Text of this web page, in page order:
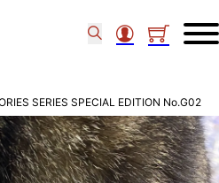
SERIES SPECIAL EDITION No.G02
× LIGHT BLUE 346100